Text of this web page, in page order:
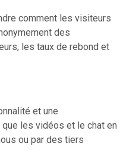
comment les visiteurs
des
les taux de rebond et
et une
les vidéos et le chat en
ou par des tiers